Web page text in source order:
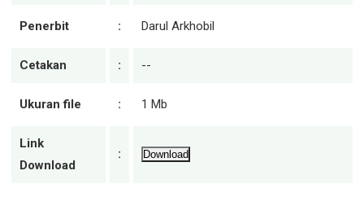
Penerbit : Darul Arkhobil
Cetakan : --
Ukuran file : 1 Mb
Link
Download
: Download